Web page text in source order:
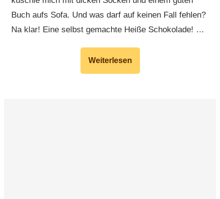
Buch aufs Sofa. Und was darf auf keinen Fall fehlen?
Na klar! Eine selbst gemachte Heiße Schokolade! …
Weiterlesen